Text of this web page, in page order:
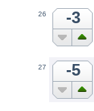
26 -3
27 -5